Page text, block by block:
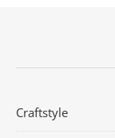
Craftstyle